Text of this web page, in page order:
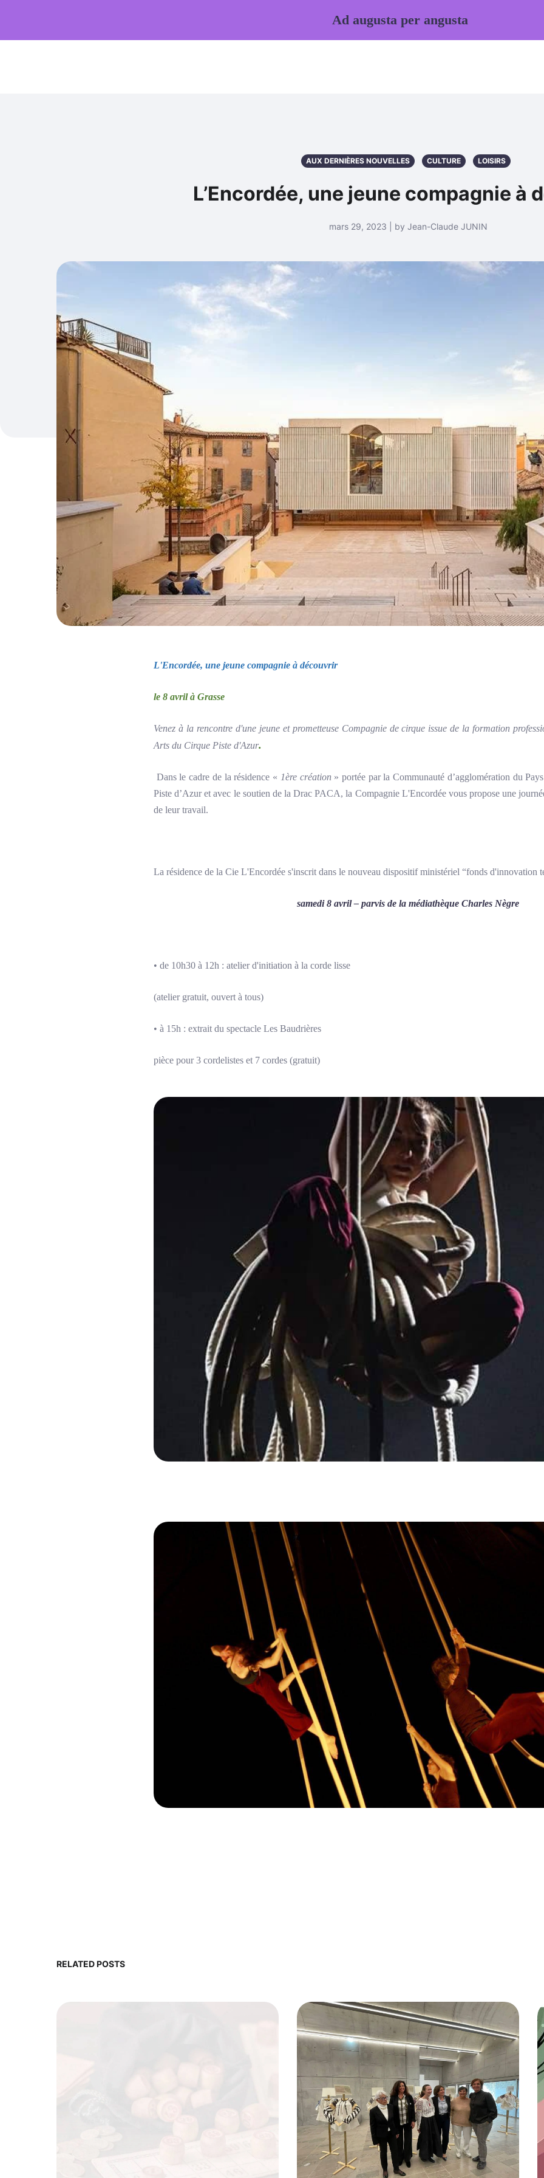
AUX DERNIÈRES NOUVELLES CULTURE LOISIRS
L’Encordée, une jeune compagnie à
mars 29, 2023 | by Jean-Claude JUNIN
L'Encordée, une jeune compagnie à découvrir
le 8 avril à Grasse
Venez à la rencontre d'une jeune et prometteuse Compagnie de cirque issue de la formation
Arts du Cirque Piste d'Azur.
Dans le cadre de la résidence « 1ère création » portée par la Communauté d’agglomération du
Piste d’Azur et avec le soutien de la Drac PACA, la Compagnie L'Encordée vous propose une
de leur travail.
La résidence de la Cie L'Encordée s'inscrit dans le nouveau dispositif ministériel “fonds d'innovation
samedi 8 avril – parvis de la médiathèque Charles Nègre
• de 10h30 à 12h : atelier d'initiation à la corde lisse
(atelier gratuit, ouvert à tous)
• à 15h : extrait du spectacle Les Baudrières
pièce pour 3 cordelistes et 7 cordes (gratuit)
RELATED POSTS
Ad augusta per angusta